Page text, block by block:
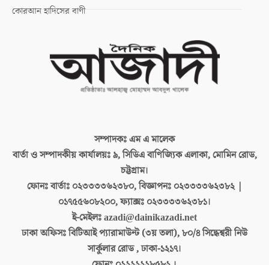
কোরআন হাদিসের বাণী
সম্পাদকঃএম এ মালেক
বার্তা ও সম্পাদকীয় কার্যালয়ঃ৯, সিডিএ বাণিজ্যিক এলাকা, মোমিন রোড,
চট্টগ্রাম।
ফোনঃ বার্তাঃ ০২৩৩৩৩৬২৩৮০, বিজ্ঞাপনঃ ০২৩৩৩৩৬২৩৮২ |
০১৭৫৫৬০৮২০০, ফ্যাক্সঃ ০২৩৩৩৩৬২৩৮১।
ই-মেইলঃazadi@dainikazadi.net
ঢাকা অফিসঃবিটিআই প্যারামাউন্ট (৩য় তলা), ৮০/৪ সিদ্ধেশ্বরী নিউ
সার্কুলার রোড , ঢাকা-১২১৭।